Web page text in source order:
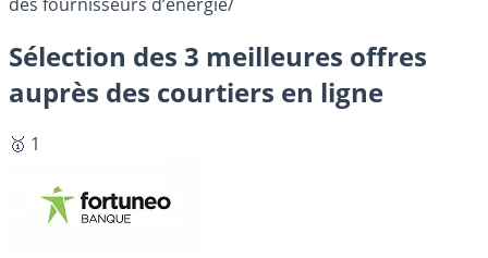
Sélection des 3 meilleures offres
auprès des courtiers en ligne
🥇 1